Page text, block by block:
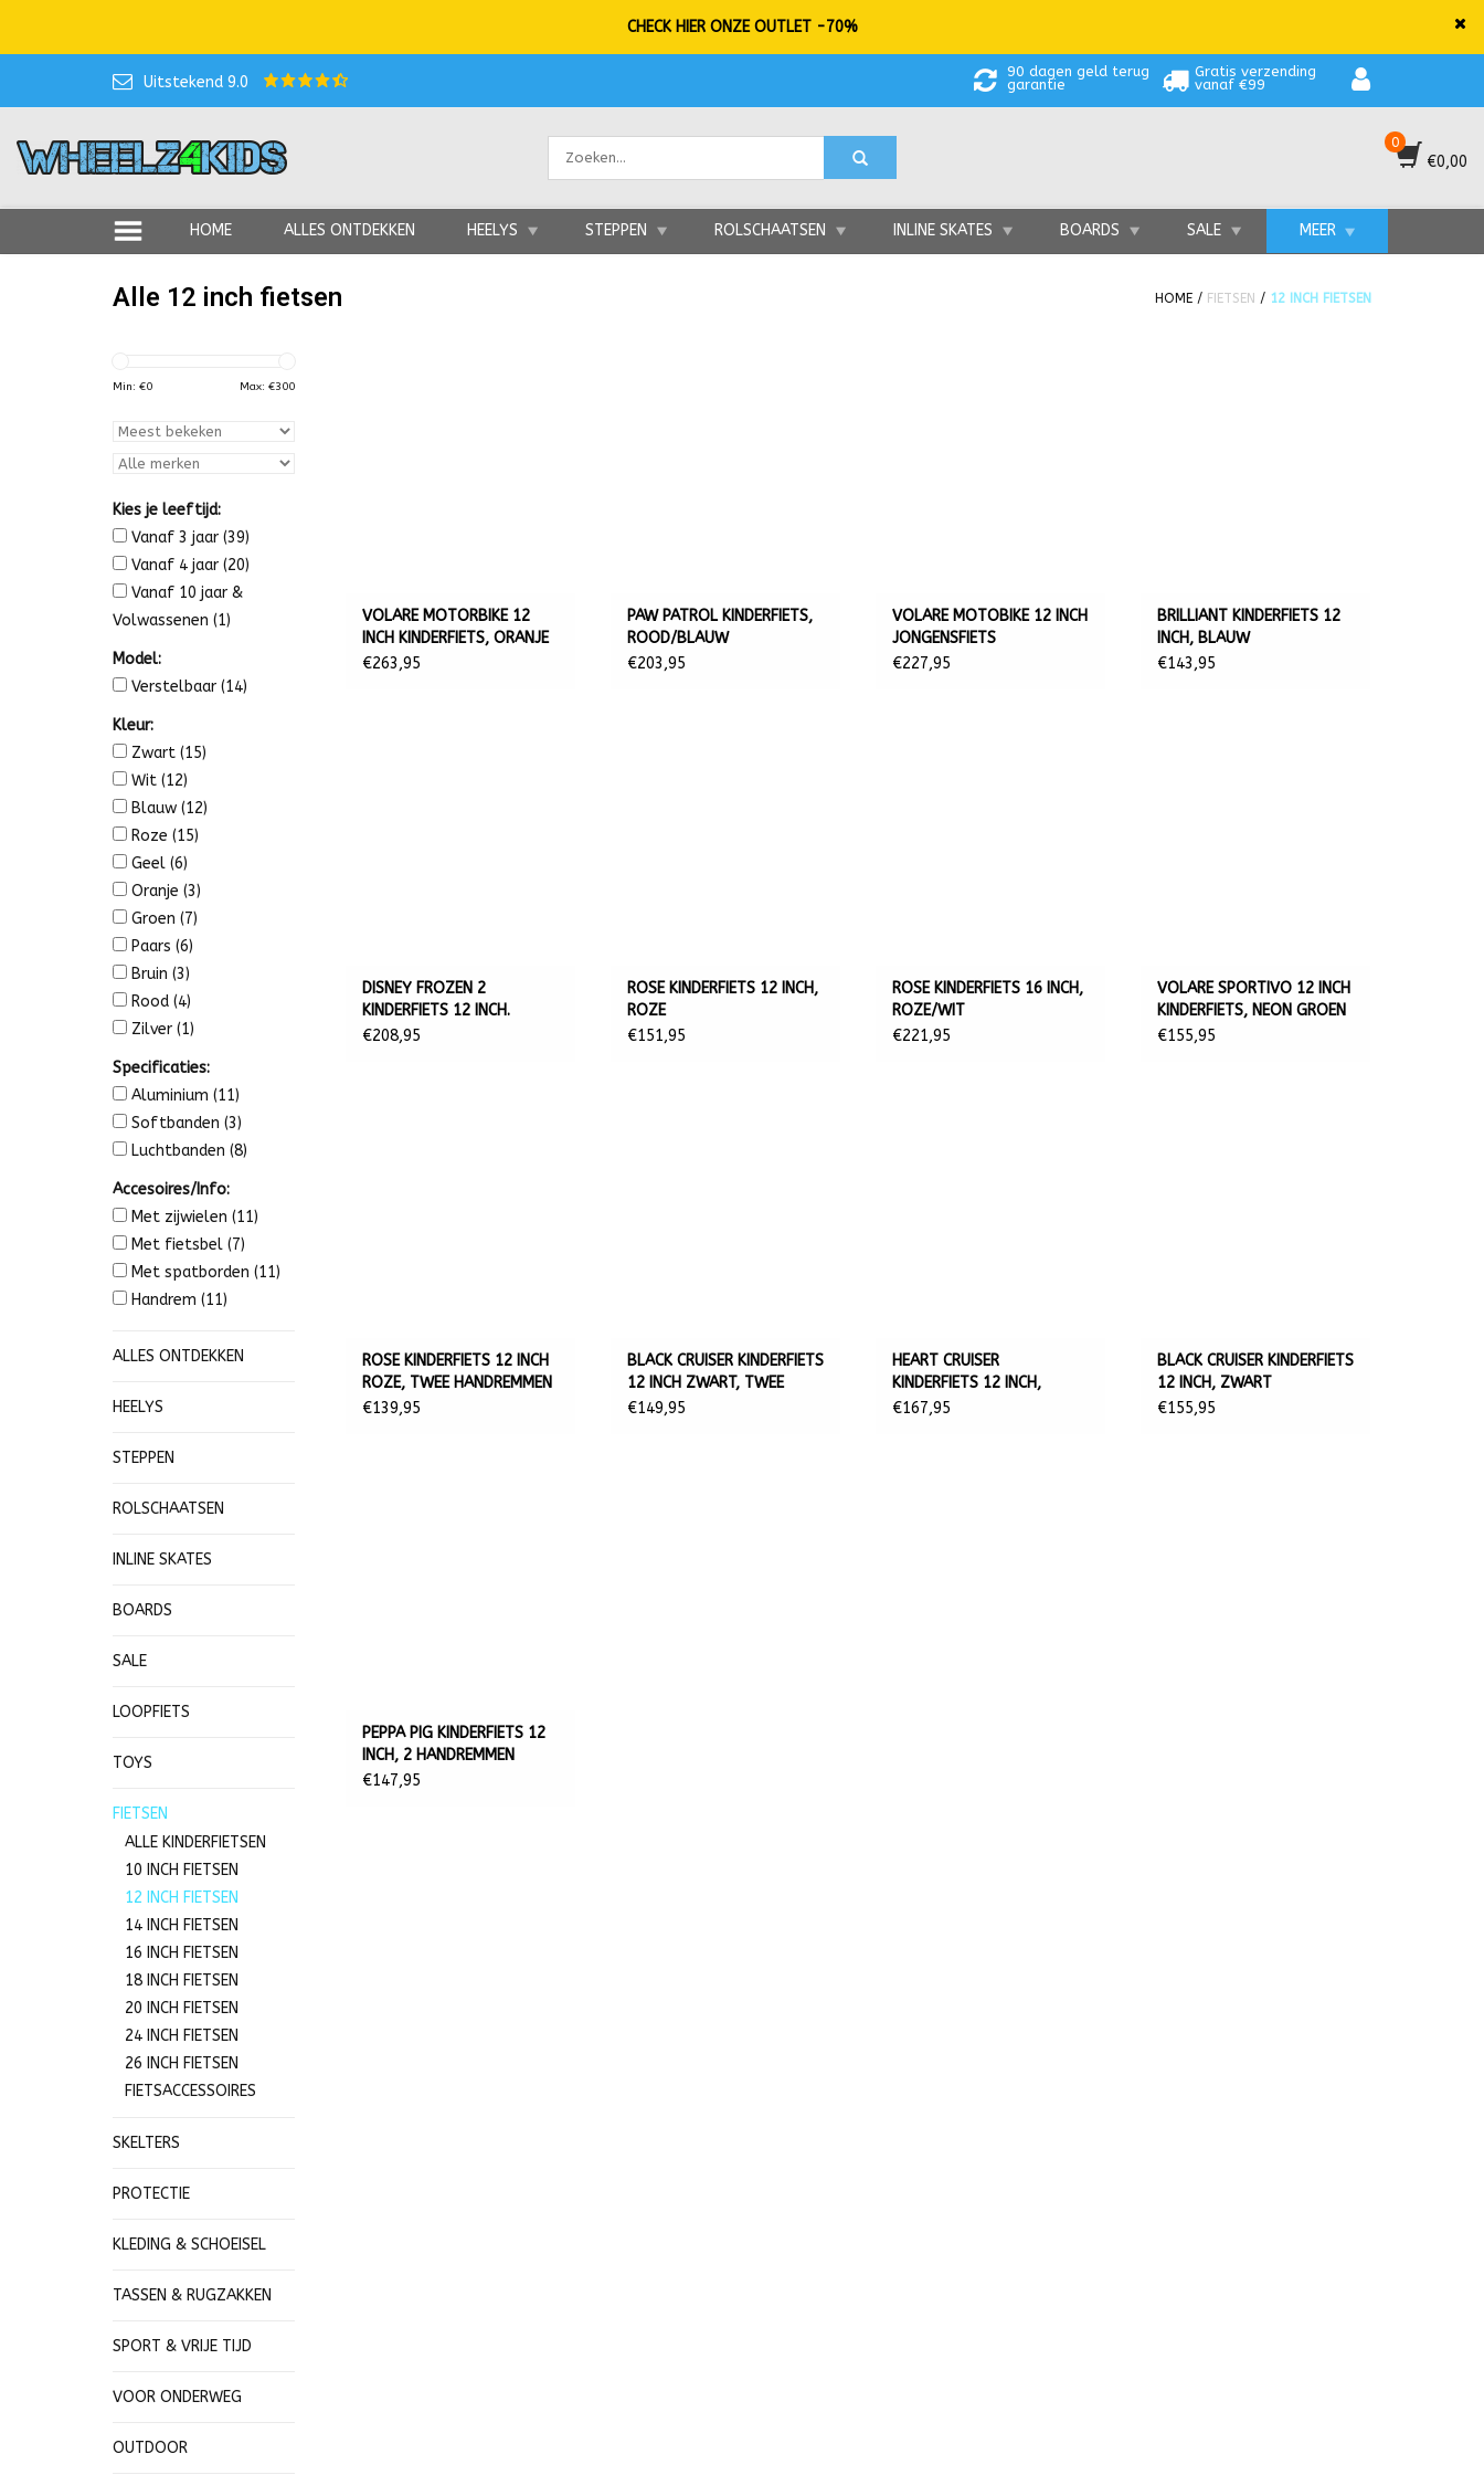
CHECK HIER ONZE OUTLET -70%
Uitstekend 9.0
90 dagen geld terug
garantie
Gratis verzending
vanaf €99
0
€0,00
HOME ALLES ONTDEKKEN HEELYS STEPPEN ROLSCHAATSEN INLINE SKATES BOARDS SALE MEER
Alle 12 inch fietsen HOME / FIETSEN / 12 INCH FIETSEN
Min: €0 Max: €300
Kies je leeftijd:
Vanaf 3 jaar (39)
Vanaf 4 jaar (20)
Vanaf 10 jaar &
Volwassenen (1)
Model:
Verstelbaar (14)
Kleur:
Zwart (15)
Wit (12)
Blauw (12)
Roze (15)
Geel (6)
Oranje (3)
Groen (7)
Paars (6)
Bruin (3)
Rood (4)
Zilver (1)
Specificaties:
Aluminium (11)
Softbanden (3)
Luchtbanden (8)
Accesoires/Info:
Met zijwielen (11)
Met fietsbel (7)
Met spatborden (11)
Handrem (11)
ALLES ONTDEKKEN
HEELYS
STEPPEN
ROLSCHAATSEN
INLINE SKATES
BOARDS
SALE
LOOPFIETS
TOYS
FIETSEN
ALLE KINDERFIETSEN
10 INCH FIETSEN
12 INCH FIETSEN
14 INCH FIETSEN
16 INCH FIETSEN
18 INCH FIETSEN
20 INCH FIETSEN
24 INCH FIETSEN
26 INCH FIETSEN
FIETSACCESSOIRES
SKELTERS
PROTECTIE
KLEDING & SCHOEISEL
TASSEN & RUGZAKKEN
SPORT & VRIJE TIJD
VOOR ONDERWEG
OUTDOOR
VOLARE MOTORBIKE 12
INCH KINDERFIETS, ORANJE
€263,95
PAW PATROL KINDERFIETS,
ROOD/BLAUW
€203,95
VOLARE MOTOBIKE 12 INCH
JONGENSFIETS
€227,95
BRILLIANT KINDERFIETS 12
INCH, BLAUW
€143,95
DISNEY FROZEN 2
KINDERFIETS 12 INCH.
BLAUW/PAARS
€208,95
ROSE KINDERFIETS 12 INCH,
ROZE
€151,95
ROSE KINDERFIETS 16 INCH,
ROZE/WIT
€221,95
VOLARE SPORTIVO 12 INCH
KINDERFIETS, NEON GROEN
ZWART
€155,95
ROSE KINDERFIETS 12 INCH
ROZE, TWEE HANDREMMEN
€139,95
BLACK CRUISER KINDERFIETS
12 INCH ZWART, TWEE
HANDREMMEN
€149,95
HEART CRUISER
KINDERFIETS 12 INCH,
WIT/PAARS
€167,95
BLACK CRUISER KINDERFIETS
12 INCH, ZWART
€155,95
PEPPA PIG KINDERFIETS 12
INCH, 2 HANDREMMEN
€147,95